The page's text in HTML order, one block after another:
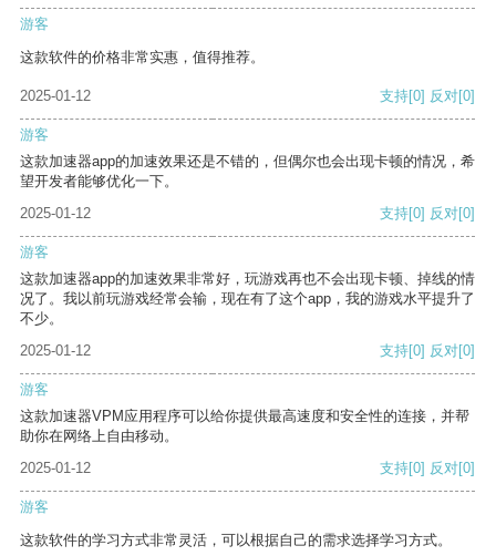
游客
这款软件的价格非常实惠，值得推荐。
2025-01-12 支持[0] 反对[0]
游客
这款加速器app的加速效果还是不错的，但偶尔也会出现卡顿的情况，希
望开发者能够优化一下。
2025-01-12
支持[0] 反对[0]
游客
这款加速器app的加速效果非常好，玩游戏再也不会出现卡顿、掉线的情
况了。我以前玩游戏经常会输，现在有了这个app，我的游戏水平提升了
不少。
2025-01-12
支持[0] 反对[0]
游客
这款加速器VPM应用程序可以给你提供最高速度和安全性的连接，并帮
助你在网络上自由移动。
2025-01-12
支持[0] 反对[0]
游客
这款软件的学习方式非常灵活，可以根据自己的需求选择学习方式。